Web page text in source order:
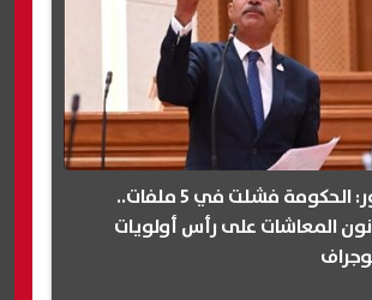
إيهاب منصور: الحكومة فشلت في 5 ملفات..
المعاشات على رأس أولويات